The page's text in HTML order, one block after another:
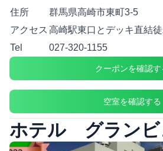
住所
群馬県高崎市東町3-5
アクセス 高崎駅東口とデッキ直結徒
Tel
027-320-1155
クーポンを確認す
空室を確認する
ホテル グランビ